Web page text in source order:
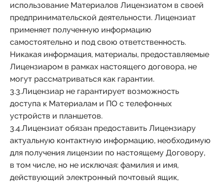
использование Материалов Лицензиатом в своей
предпринимательской деятельности. Лицензиат
применяет полученную информацию
самостоятельно и под свою ответственность.
Никакая информация, материалы, предоставляемые
Лицензиаром в рамках настоящего договора, не
могут рассматриваться как гарантии.
3.3.Лицензиар не гарантирует возможность
доступа к Материалам и ПО с телефонных
устройств и планшетов.
3.4.Лицензиат обязан предоставить Лицензиару
актуальную контактную информацию, необходимую
для получения лицензии по настоящему Договору,
в том числе, но не исключая: фамилия и имя,
действующий электронный почтовый ящик,